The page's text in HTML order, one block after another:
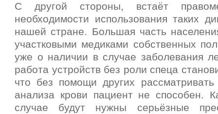
С другой стороны, встаёт
необходимости использования таких
нашей стране. Большая часть
участковыми медиками собственных
уже о наличии в случае заболевания
работа устройств без роли спеца
что без помощи других
анализа крови пациент не способен.
случае будут нужны серьёзные